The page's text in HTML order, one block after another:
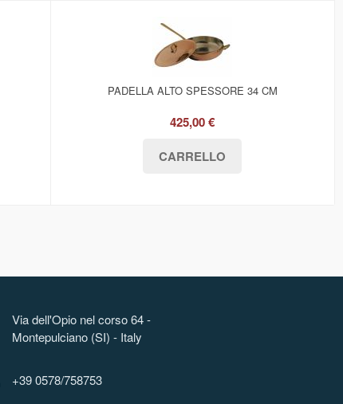
PADELLA ALTO SPESSORE 34 CM
425,00 €
Via dell'Opio nel corso 64 -
Montepulciano (SI) - Italy
+39 0578/758753